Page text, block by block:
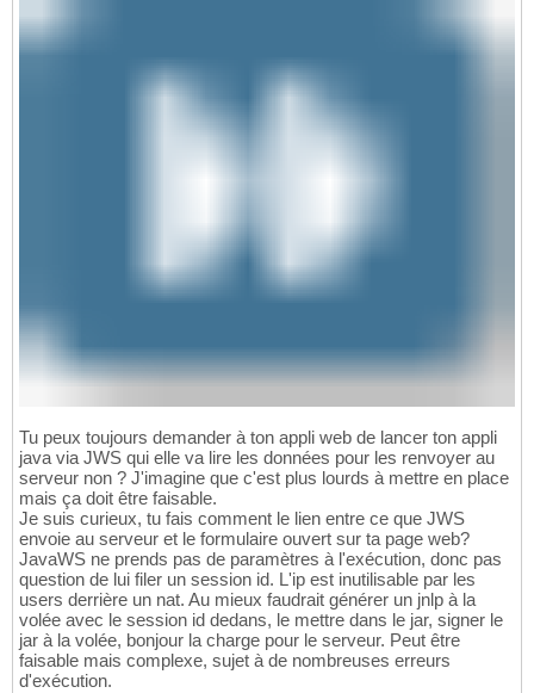
Tu peux toujours demander à ton appli web de lancer ton appli
java via JWS qui elle va lire les données pour les renvoyer au
serveur non ? J'imagine que c'est plus lourds à mettre en place
mais ça doit être faisable.
Je suis curieux, tu fais comment le lien entre ce que JWS
envoie au serveur et le formulaire ouvert sur ta page web?
JavaWS ne prends pas de paramètres à l'exécution, donc pas
question de lui filer un session id. L'ip est inutilisable par les
users derrière un nat. Au mieux faudrait générer un jnlp à la
volée avec le session id dedans, le mettre dans le jar, signer le
jar à la volée, bonjour la charge pour le serveur. Peut être
faisable mais complexe, sujet à de nombreuses erreurs
d'exécution.